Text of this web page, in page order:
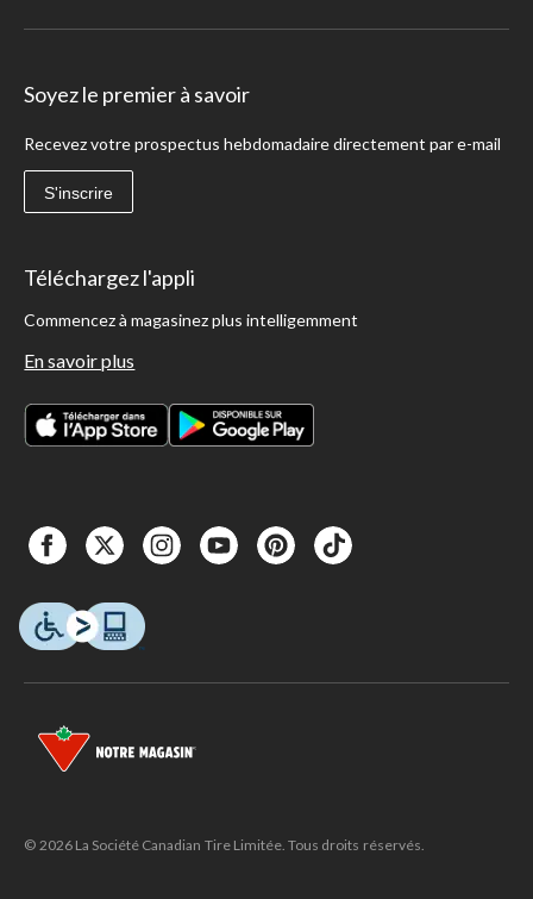
Soyez le premier à savoir
Recevez votre prospectus hebdomadaire directement par e-mail
S'inscrire
Téléchargez l'appli
Commencez à magasinez plus intelligemment
En savoir plus
© 2026 La Société Canadian Tire Limitée. Tous droits réservés.